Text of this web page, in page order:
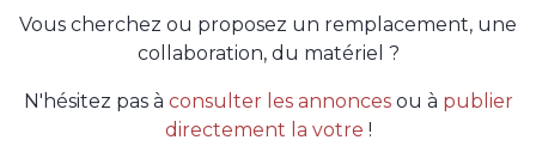
Vous cherchez ou proposez un remplacement, une
collaboration, du matériel ?
N'hésitez pas à consulter les annoncesou à publier
directement la votre !